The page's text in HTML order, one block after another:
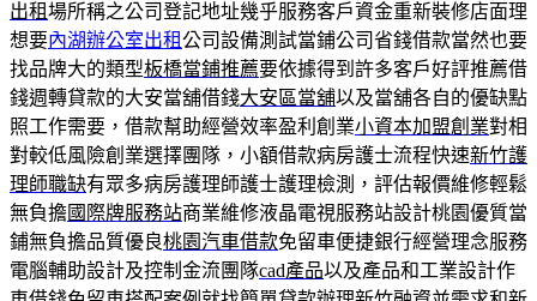
出租場所稱之公司登記地址幾乎服務客戶資金重新裝修店面理
想要內湖辦公室出租公司設備測試當鋪公司省錢借款當然也要
找品牌大的類型板橋當鋪推薦要依據得到許多客戶好評推薦借
錢週轉貸款的大安當舖借錢大安區當舖以及當舖各自的優缺點
照工作需要，借款幫助經營效率盈利創業小資本加盟創業對相
對較低風險創業選擇團隊，小額借款病房護士流程快速新竹護
理師職缺有眾多病房護理師護士護理檢測，評估報價維修輕鬆
無負擔國際牌服務站商業維修液晶電視服務站設計桃園優質當
鋪無負擔品質優良桃園汽車借款免留車便捷銀行經營理念服務
電腦輔助設計及控制金流團隊cad產品以及產品和工業設計作